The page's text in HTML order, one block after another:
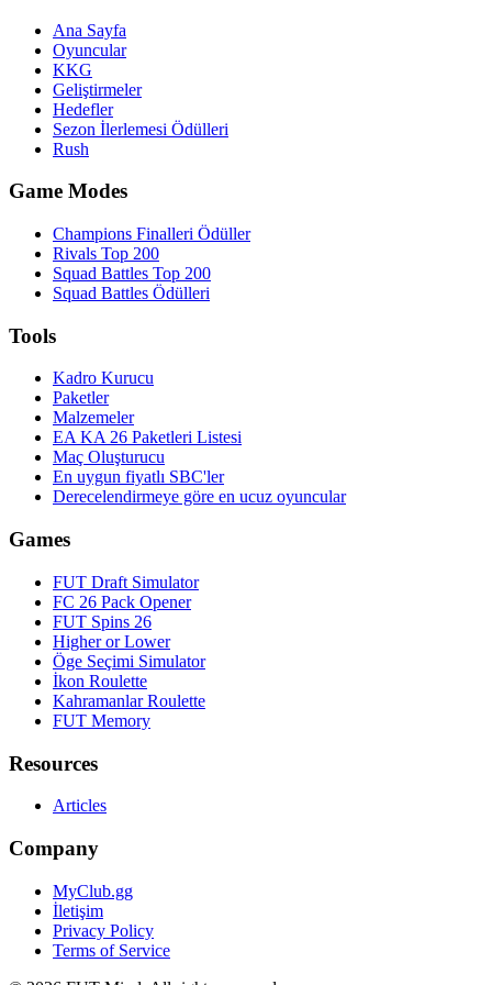
Ana Sayfa
Oyuncular
KKG
Geliştirmeler
Hedefler
Sezon İlerlemesi Ödülleri
Rush
Game Modes
Champions Finalleri Ödüller
Rivals Top 200
Squad Battles Top 200
Squad Battles Ödülleri
Tools
Kadro Kurucu
Paketler
Malzemeler
EA KA 26 Paketleri Listesi
Maç Oluşturucu
En uygun fiyatlı SBC'ler
Derecelendirmeye göre en ucuz oyuncular
Games
FUT Draft Simulator
FC 26 Pack Opener
FUT Spins 26
Higher or Lower
Öge Seçimi Simulator
İkon Roulette
Kahramanlar Roulette
FUT Memory
Resources
Articles
Company
MyClub.gg
İletişim
Privacy Policy
Terms of Service